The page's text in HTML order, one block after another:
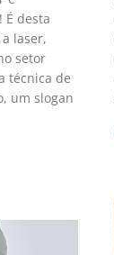
É desta
laser,
setor
técnica de
um slogan